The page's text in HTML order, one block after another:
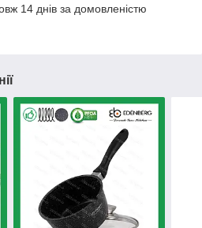
14 днів за домовленістю